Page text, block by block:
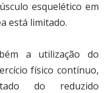
esquelético em
está limitado.
a utilização do
físico contínuo,
do reduzido